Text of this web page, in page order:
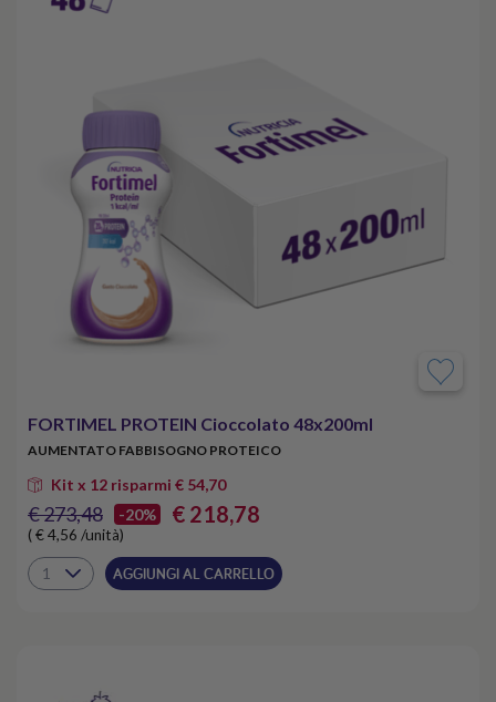
FORTIMEL PROTEIN Cioccolato 48x200ml
AUMENTATO FABBISOGNO PROTEICO
Kit x 12 risparmi € 54,70
€ 273,48 -20% € 218,78
( € 4,56 /unità)
AGGIUNGI AL CARRELLO